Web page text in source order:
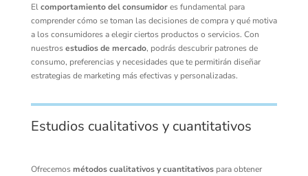
Elcomportamiento del consumidores fundamental para
comprender cómo se toman las decisiones de compra y qué motiva
a los consumidores a elegir ciertos productos o servicios. Con
nuestrosestudios de mercado, podrás descubrir patrones de
consumo, preferencias y necesidades que te permitirán diseñar
estrategias de marketing más efectivas y personalizadas.
Estudios cualitativos y cuantitativos
Ofrecemosmétodos cualitativos y cuantitativospara obtener